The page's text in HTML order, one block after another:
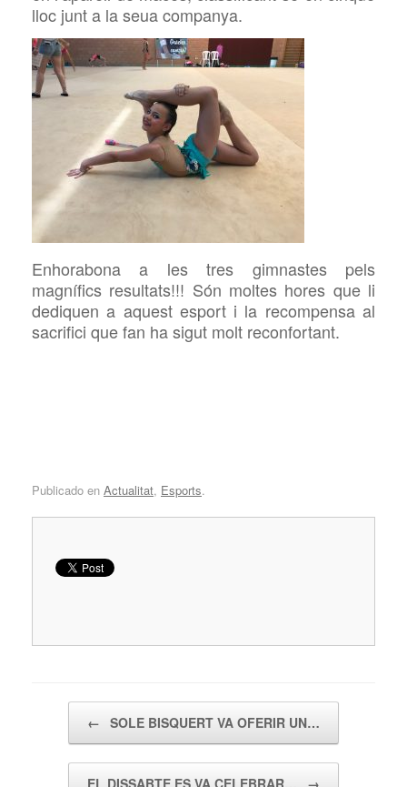
lloc junt a la seua companya.
Enhorabona a les tres gimnastes pels
magnífics resultats!!! Són moltes hores que li
dediquen a aquest esport i la recompensa al
sacrifici que fan ha sigut molt reconfortant.
Publicado en Actualitat, Esports.
← SOLE BISQUERT VA OFERIR UN…
EL DISSABTE ES VA CELEBRAR… →